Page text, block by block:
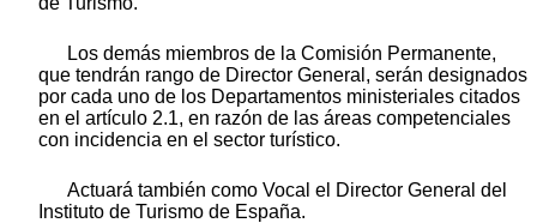
Los demás miembros de la Comisión Permanente,
que tendrán rango de Director General, serán designados
por cada uno de los Departamentos ministeriales citados
en el artículo 2.1, en razón de las áreas competenciales
con incidencia en el sector turístico.
Actuará también como Vocal el Director General del
Instituto de Turismo de España.